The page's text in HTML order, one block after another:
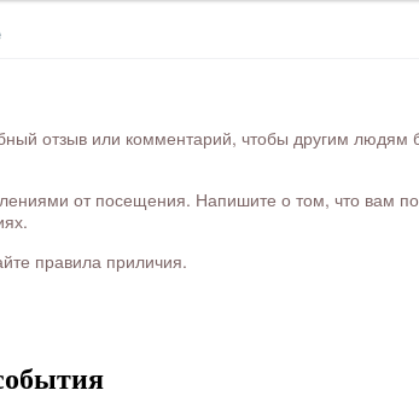
отзыв или комментарий, чтобы другим
от посещения. Напишите о том, что вам
правила приличия.